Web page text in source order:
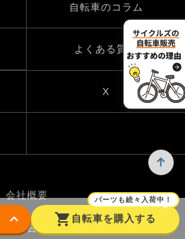
keyboard_arrow_down shopping_cart
パーツも続々入荷中！
自転車を購入する
自転車のコラム
よくある質問
X
会社概要
お問い合わせ